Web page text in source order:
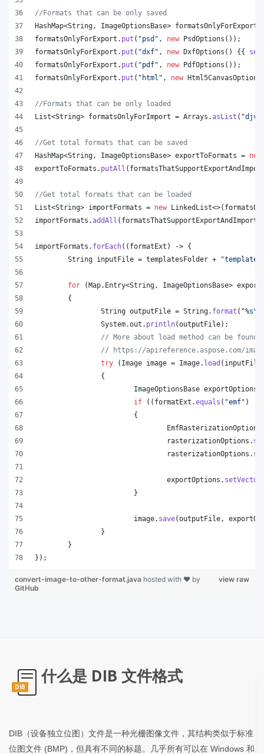
//Formats that can be only saved
HashMap<String , ImageOptionsBase> formatsOnlyForExport
formatsOnlyForExport . put ( "psd" , new PsdOptions ());
formatsOnlyForExport . put ( "dxf" , new DxfOptions () {{
formatsOnlyForExport . put ( "pdf" , new PdfOptions ());
formatsOnlyForExport . put ( "html" , new Html5CanvasOptions
//Formats that can be only loaded
List<String> formatsOnlyForImport = Arrays .asList (
//Get total formats that can be saved
HashMap<String , ImageOptionsBase> exportToFormats = new
exportToFormats . putAll (
//Get total formats that can be loaded
List<String> importFormats = new LinkedList<>(
importFormats .addAll ( formatsThatSupportExportAndImport
importFormats . forEach(( formatExt ) -> {
String inputFile = templatesFolder +
for (Map. Entry<String , ImageOptionsBase>
	{
String outputFile = String. format ( "%s\\
System.out . println(outputFile);
// More about load method can be found
// https://apireference.aspose.com/
try ( Image image = Image. load ( inputFile
		{
ImageOptionsBase exportOptions
if (( formatExt .equals ( "emf" )
			{
EmfRasterizationOptions
rasterizationOptions .
rasterizationOptions .
exportOptions .
			}
image. save(outputFile ,
		}
	}
});
view raw
convert-image-to-other-format.java hosted with ❤ by
GitHub
DIB
什么是 DIB 文件格式
DIB（设备独立位图）文件是一种光栅图像文件，其结构类似于标准
位图文件 (BMP)，但具有不同的标题。几乎所有可以在 Windows 和